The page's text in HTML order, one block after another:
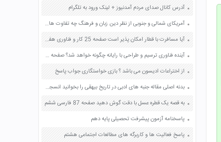
آدرس کانال صدای مردم آمدنیوز + لینک ورود به تلگرام
آمریکای شمالی و جنوبی از نظر دین زبان و فرهنگ چه تفاوت هایی دارند؟ صفحه 159 مطالعات اجتماعی هشتم
آیا مسافرت با قطار امکان پذیر است صفحه 25 کار و فناوری هفتم
آینده فناوری ترسیم و طراحی با رایانه چگونه خواهد شد؟ صفحه 14 کار و فناوری نهم
از اختراعات ادیسون می باشد ؟ بازی خواستگاری جواب پاسخ
بدنه اصلی مقاله جنبه های ادبی در تاریخ بیهقی را بخوانید انسجام و پیوستگی بندها را تحلیل کنید صفحه 87 نگارش دوازدهم
به قصه یک قطره عسل با دقت گوش دهید صفحه 87 فارسی ششم
پاسخنامه آزمون پیشرفت تحصیلی پایه دهم
پاسخ فعالیت ها و کاربرگه های مطالعات اجتماعی هشتم